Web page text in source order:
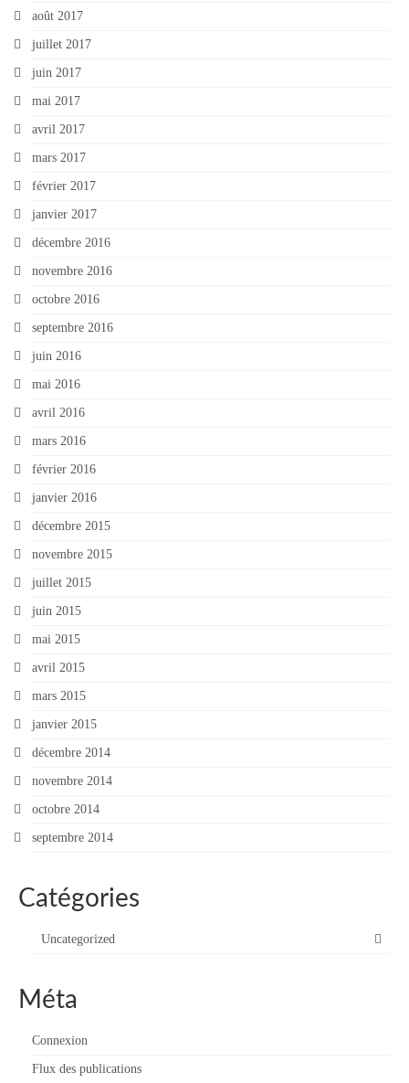
août 2017
juillet 2017
juin 2017
mai 2017
avril 2017
mars 2017
février 2017
janvier 2017
décembre 2016
novembre 2016
octobre 2016
septembre 2016
juin 2016
mai 2016
avril 2016
mars 2016
février 2016
janvier 2016
décembre 2015
novembre 2015
juillet 2015
juin 2015
mai 2015
avril 2015
mars 2015
janvier 2015
décembre 2014
novembre 2014
octobre 2014
septembre 2014
Catégories
Uncategorized
Méta
Connexion
Flux des publications